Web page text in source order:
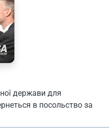
держави для
в посольство за